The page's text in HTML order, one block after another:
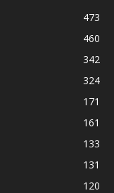
473
460
342
324
171
161
133
131
120